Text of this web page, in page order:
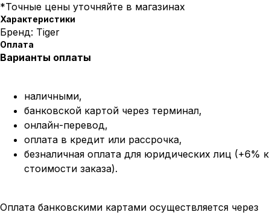
*Точные цены уточняйте в магазинах
Характеристики
Бренд: Tiger
Оплата
Варианты оплаты
наличными,
банковской картой через терминал,
онлайн-перевод,
оплата в кредит или рассрочка,
безналичная оплата для юридических лиц (+6% к
стоимости заказа).
Оплата банковскими картами осуществляется через